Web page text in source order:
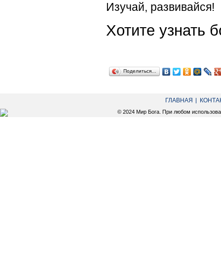
Изучай, развивайся!
Хотите
Поделиться…
ГЛАВНАЯ
© 2024 Мир Бога. При любом